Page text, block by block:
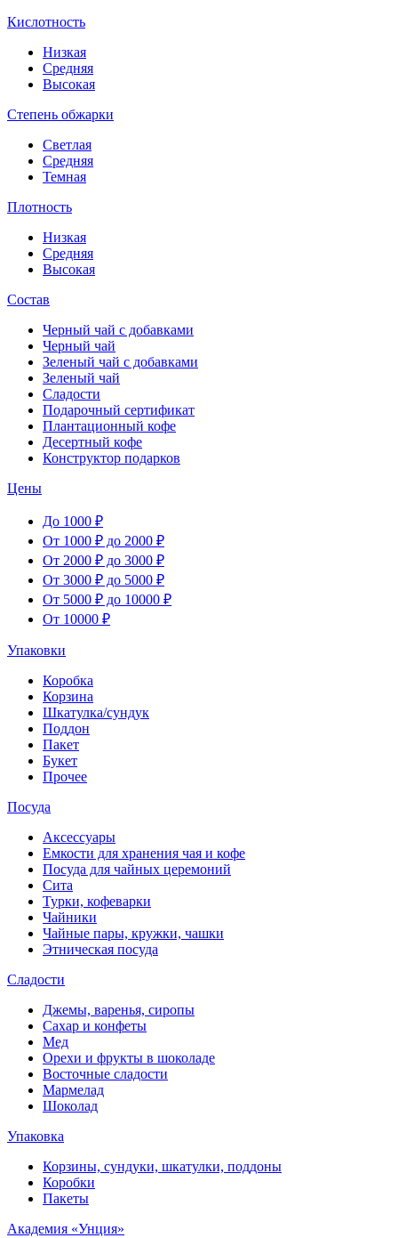
Кислотность
Низкая
Средняя
Высокая
Степень обжарки
Светлая
Средняя
Темная
Плотность
Низкая
Средняя
Высокая
Состав
Черный чай с добавками
Черный чай
Зеленый чай с добавками
Зеленый чай
Сладости
Подарочный сертификат
Плантационный кофе
Десертный кофе
Конструктор подарков
Цены
До 1000 ₽
От 1000 ₽ до 2000 ₽
От 2000 ₽ до 3000 ₽
От 3000 ₽ до 5000 ₽
От 5000 ₽ до 10000 ₽
От 10000 ₽
Упаковки
Коробка
Корзина
Шкатулка/сундук
Поддон
Пакет
Букет
Прочее
Посуда
Аксессуары
Емкости для хранения чая и кофе
Посуда для чайных церемоний
Сита
Турки, кофеварки
Чайники
Чайные пары, кружки, чашки
Этническая посуда
Сладости
Джемы, варенья, сиропы
Сахар и конфеты
Мед
Орехи и фрукты в шоколаде
Восточные сладости
Мармелад
Шоколад
Упаковка
Корзины, сундуки, шкатулки, поддоны
Коробки
Пакеты
Академия «Унция»